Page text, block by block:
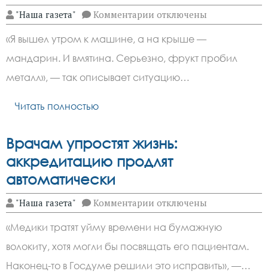
"Наша газета" Комментарии к
записи
удар:
москвич
подал
в
суд
отключены
«Я вышел утром к машине, а на крыше —
мандарин. И вмятина. Серьезно, фрукт пробил
металл», — так описывает ситуацию…
Читать полностью
Врачам упростят жизнь:
аккредитацию продлят
автоматически
"Наша газета" Комментарии к
записи
Врачам
упростят
жизнь:
аккредитацию
продлят
автоматически
отключены
«Медики тратят уйму времени на бумажную
волокиту, хотя могли бы посвящать его пациентам.
Наконец-то в Госдуме решили это исправить», —…